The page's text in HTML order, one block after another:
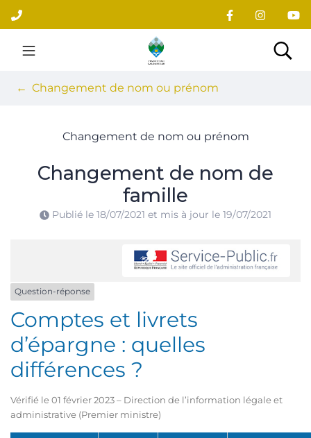
Aller
au
contenu
Site officiel du village
Changement de nom ou prénom
Changement de nom ou prénom
Changement de nom de
famille
Publié le 18/07/2021 et mis à jour le 19/07/2021
Question-réponse
Comptes et livrets
d’épargne : quelles
différences ?
Vérifié le 01 février 2023 – Direction de l’information légale et
administrative (Premier ministre)